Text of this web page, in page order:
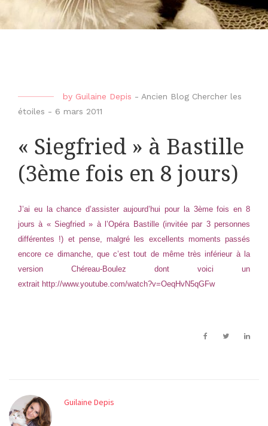
by Guilaine Depis - Ancien Blog Chercher les
étoiles - 6 mars 2011
« Siegfried » à Bastille
(3ème fois en 8 jours)
J’ai eu la chance d’assister aujourd’hui pour la 3ème fois en 8
jours à « Siegfried » à l’Opéra Bastille (invitée par 3 personnes
différentes !) et pense, malgré les excellents moments passés
encore ce dimanche, que c’est tout de même très inférieur à la
version Chéreau-Boulez dont voici un
extrait http://www.youtube.com/watch?v=OeqHvN5qGFw
Guilaine Depis